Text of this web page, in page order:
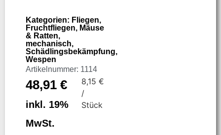
Kategorien: Fliegen,
Fruchtfliegen, Mäuse
& Ratten,
mechanisch,
Schädlingsbekämpfung,
Wespen
Artikelnummer: 1114
48,91 €
inkl. 19%
MwSt.
8,15€
/
Stück